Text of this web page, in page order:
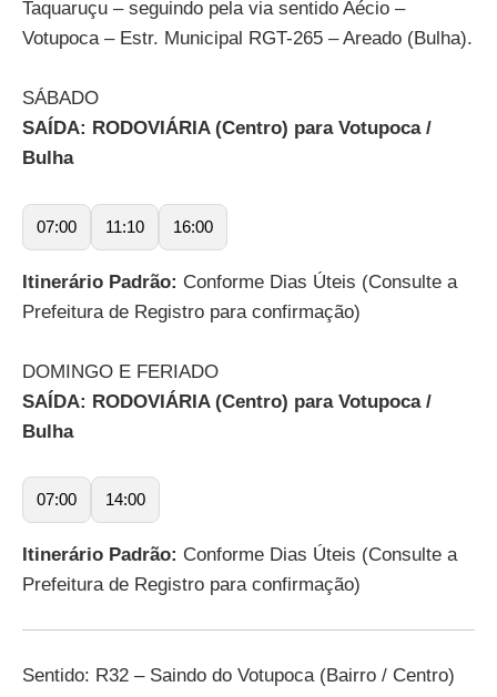
Taquaruçu – seguindo pela via sentido Aécio –
Votupoca – Estr. Municipal RGT-265 – Areado (Bulha).
SÁBADO
SAÍDA: RODOVIÁRIA (Centro) para Votupoca /
Bulha
07:00 11:10 16:00
Itinerário Padrão: Conforme Dias Úteis (Consulte a
Prefeitura de Registro para confirmação)
DOMINGO E FERIADO
SAÍDA: RODOVIÁRIA (Centro) para Votupoca /
Bulha
07:00 14:00
Itinerário Padrão: Conforme Dias Úteis (Consulte a
Prefeitura de Registro para confirmação)
Sentido: R32 – Saindo do Votupoca (Bairro / Centro)